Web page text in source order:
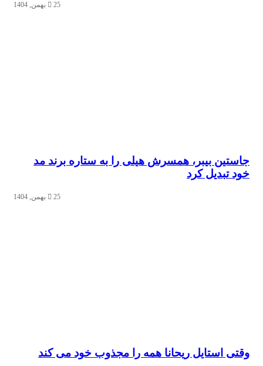
25 بهمن, 1404
جاستین بیبر، همسرش هیلی را به ستاره برند مد
خود تبدیل کرد
25 بهمن, 1404
وقتی استایل ریحانا همه را مجذوب خود می‌ کند